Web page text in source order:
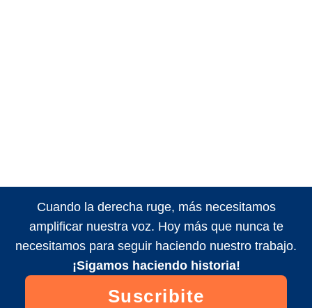
Cuando la derecha ruge, más necesitamos
amplificar nuestra voz. Hoy más que nunca te
necesitamos para seguir haciendo nuestro trabajo.
¡Sigamos haciendo historia!
Suscribite